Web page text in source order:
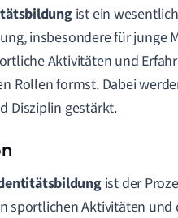
ist ein
insbesondere für junge
Aktivitäten und
Rollen formst. Dabei
Disziplin gestärkt.
ist der
sportlichen Aktivitäten